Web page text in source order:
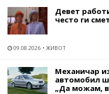
Девет
често ги
09.08.2026 ЖИВОТ
Механичар
автомобил
„Да можам,